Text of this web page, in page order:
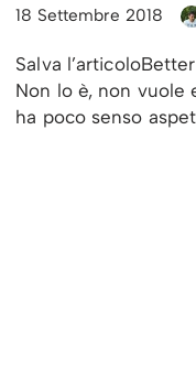
18 Settembre 2018
Salva
Non lo è, non vuole
ha poco senso